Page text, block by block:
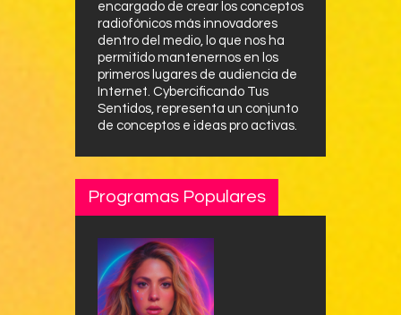
encargado de crear los conceptos
radiofónicos más innovadores
dentro del medio, lo que nos ha
permitido mantenernos en los
primeros lugares de audiencia de
Internet. Cybercificando Tus
Sentidos, representa un conjunto
de conceptos e ideas pro activas.
Programas Populares